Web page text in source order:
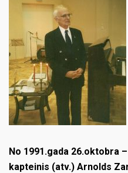
No 1991.gada 26.oktobra
kapteinis (atv.) Arnolds